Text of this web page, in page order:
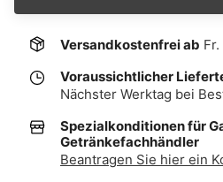
Versandkostenfrei ab
Voraussichtlicher
Nächster Werktag bei
Spezialkonditionen für
Getränkefachhändler
Beantragen Sie hier ein